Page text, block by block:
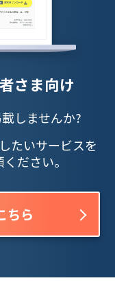
さま向け
しませんか?
たいサービスを
ださい。
ちら